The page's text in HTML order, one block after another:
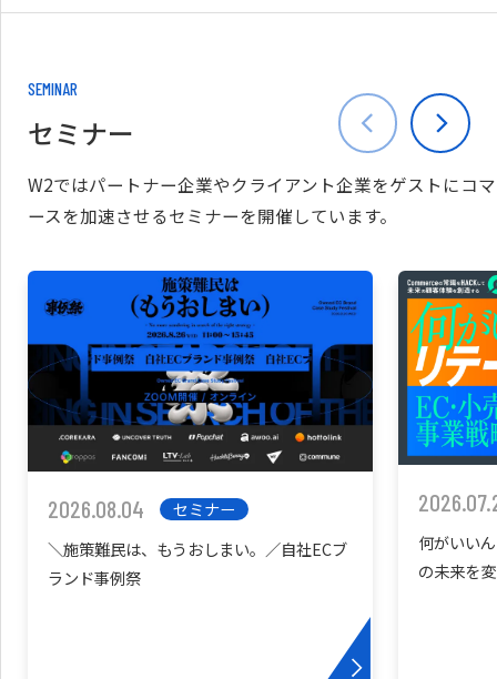
SEMINAR
セミナー
W2ではパートナー企業やクライアント企業をゲストにコマ
ースを加速させるセミナーを開催しています。
2026.08.04
セミナー
＼施策難民は、もうおしまい。／自社ECブ
ランド事例祭
何がいい
の未来を